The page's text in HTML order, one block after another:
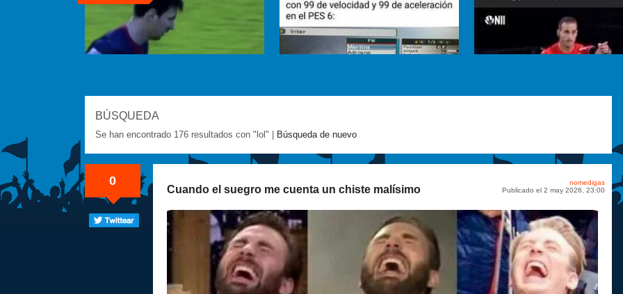
BÚSQUEDA
Se han encontrado 176 resultados con "lol" | Búsqueda de nuevo
0
nomedigas
Publicado el 2 may 2026, 23:00
Cuando el suegro me cuenta un chiste malísimo